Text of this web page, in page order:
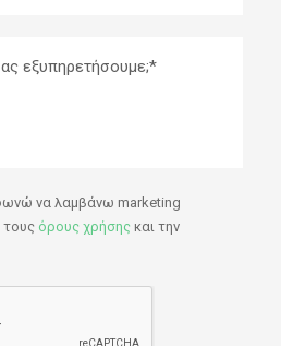
να λαμβάνω marketing
τους όρους χρήσης και την